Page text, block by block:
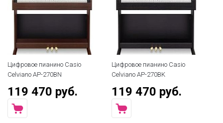
Цифровое пианино Casio
Celviano AP-270BN
119 470 руб.
Цифровое пианино Casio
Celviano AP-270BK
119 470 руб.